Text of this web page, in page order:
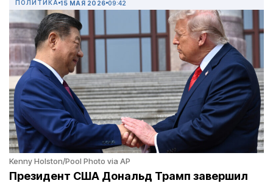
ПОЛИТИКА 15 МАЯ 2026 09:42
Kenny Holston/Pool Photo via AP
Президент США Дональд Трамп завершил